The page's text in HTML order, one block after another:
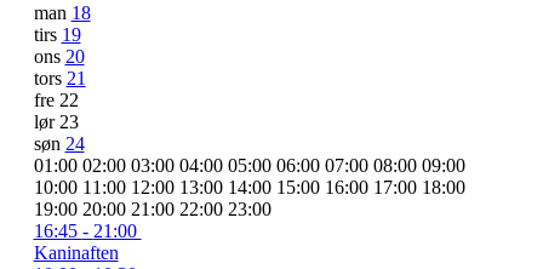
Uge
af
Begivenheder
man 18
tirs 19
ons 20
tors 21
fre 22
lør23
søn 24
00:00
01:00 02:00 03:00 04:00 05:00 06:00 07:00 08:00 09:00
10:00 11:00 12:00 13:00 14:00 15:00 16:00 17:00 18:00
19:00 20:00 21:00 22:00 23:0000:00
mandag,
maj
May
18,
16:45 - 21:00
Kaninaften